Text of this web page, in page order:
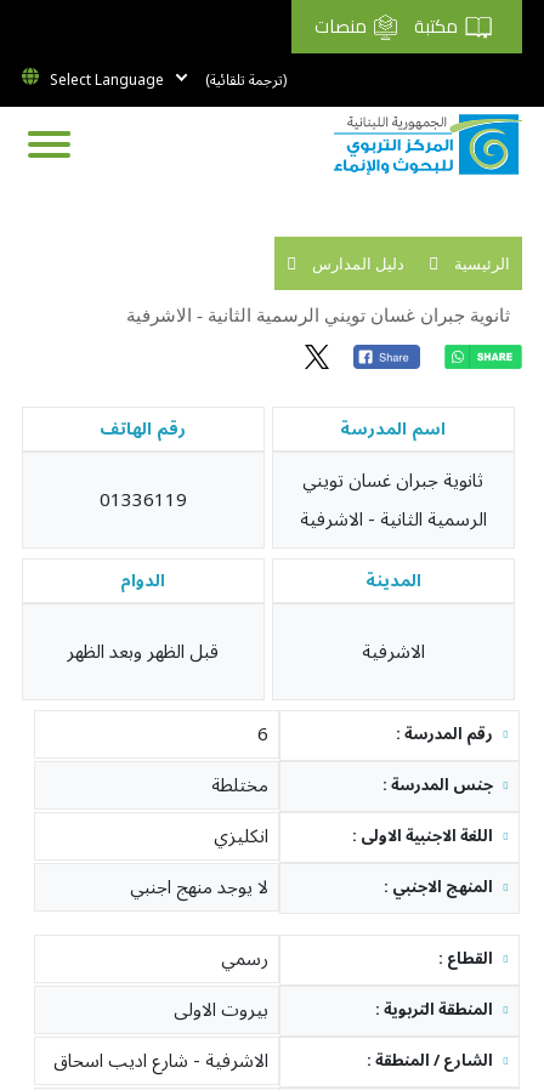
مكتبة منصات
(ترجمة تلقائية)
الرئيسية دليل المدارس
ثانوية جبران غسان تويني الرسمية الثانية - الاشرفية
اسم المدرسة
ثانوية جبران غسان تويني
الرسمية الثانية - الاشرفية
رقم الهاتف
01336119
المدينة
الاشرفية
الدوام
قبل الظهر وبعد الظهر
: رقم المدرسة 6
: جنس المدرسة مختلطة
: اللغة الاجنبية الاولى انكليزي
: المنهج الاجنبي لا يوجد منهج اجنبي
: القطاع رسمي
: المنطقة التربوية بيروت الاولى
: الشارع / المنطقة الاشرفية - شارع اديب اسحاق